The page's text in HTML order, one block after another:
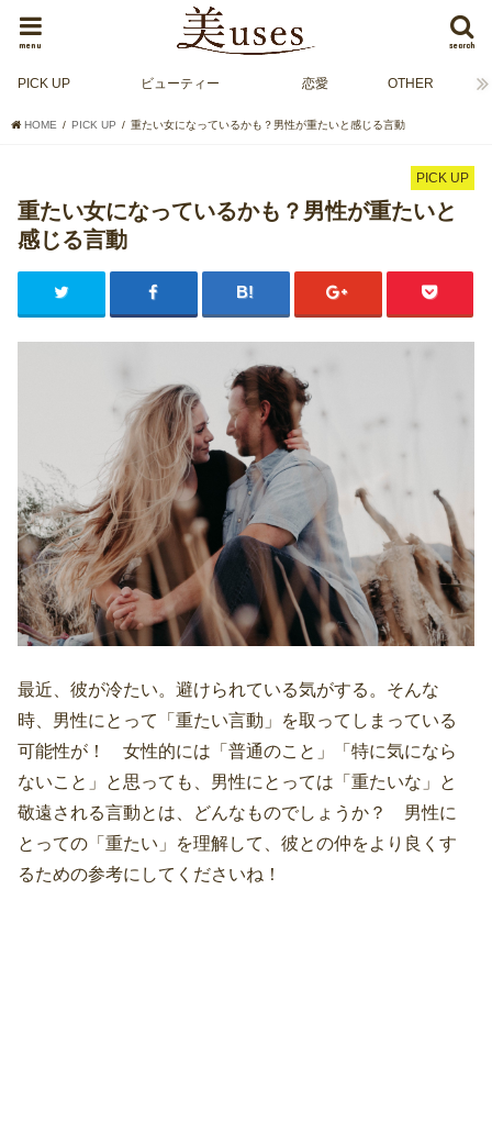
search
menu
PICK UP ビューティー 恋愛 OTHER
HOME PICK UP 重たい女になっているかも？男性が重たいと感じる言動
PICK UP
重たい女になっているかも？男性が重たいと
感じる言動
最近、彼が冷たい。避けられている気がする。そんな
時、男性にとって「重たい言動」を取ってしまっている
可能性が！ 女性的には「普通のこと」「特に気になら
ないこと」と思っても、男性にとっては「重たいな」と
敬遠される言動とは、どんなものでしょうか？ 男性に
とっての「重たい」を理解して、彼との仲をより良くす
るための参考にしてくださいね！